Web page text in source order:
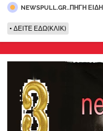
NEWSPULL.GR..ΠΗΓΗ
ΔΕΙΤΕ ΕΔΩ(ΚΛΙΚ)